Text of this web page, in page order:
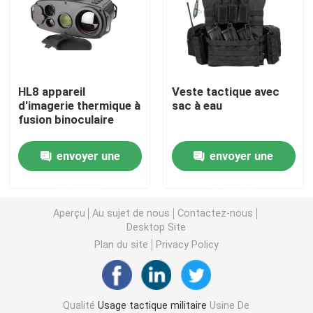
Casque ballistique tactique
Équipement à l'épreuve des balles
Sac à dos tactique militaire
Vitesse extérieure tactique
Bottes tactiques de combat
Gilet tactique de combat
HL8 appareil
d'imagerie thermique à
fusion binoculaire
envoyer une
Veste tactique avec
sac à eau
envoyer une
Aperçu Au sujet de nous
Contactez-nous
Desktop Site
Plan du site
Privacy Policy
QualitéUsage tactique militaire Usine De